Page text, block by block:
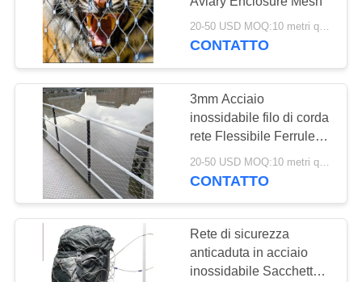
20-50 USD MOQ:10 metri quadrati
CONTATTO
3mm Acciaio
inossidabile filo di corda
rete Flessibile Ferrule
Metallico Zoo Mesh
CONTATTO
Rete di sicurezza
anticaduta in acciaio
inossidabile Sacchetto a